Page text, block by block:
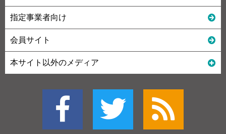
指定事業者向け
会員サイト
本サイト以外のメディア